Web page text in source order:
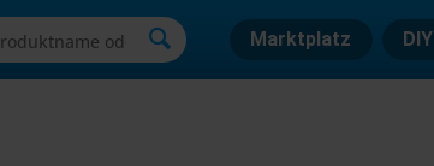
Marktplatz DIY